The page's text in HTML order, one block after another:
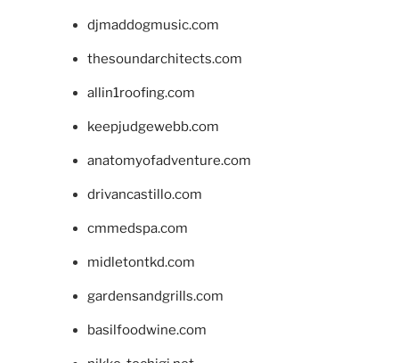
djmaddogmusic.com
thesoundarchitects.com
allin1roofing.com
keepjudgewebb.com
anatomyofadventure.com
drivancastillo.com
cmmedspa.com
midletontkd.com
gardensandgrills.com
basilfoodwine.com